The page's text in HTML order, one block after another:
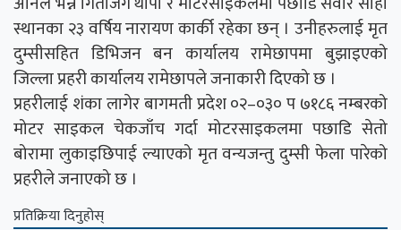
स्थानका २३ वर्षिय नारायण कार्की रहेका छन् । उनीहरुलाई मृत
दुम्सीसहित डिभिजन बन कार्यालय रामेछापमा बुझाइएको
जिल्ला प्रहरी कार्यालय रामेछापले जनाकारी दिएको छ ।
प्रहरीलाई शंका लागेर बागमती प्रदेश ०२–०३० प ७१८६ नम्बरको
मोटर साइकल चेकजाँच गर्दा मोटरसाइकलमा पछाडि सेतो
बोरामा लुकाइछिपाई ल्याएको मृत वन्यजन्तु दुम्सी फेला पारेको
प्रहरीले जनाएको छ ।
प्रतिक्रिया दिनुहोस्